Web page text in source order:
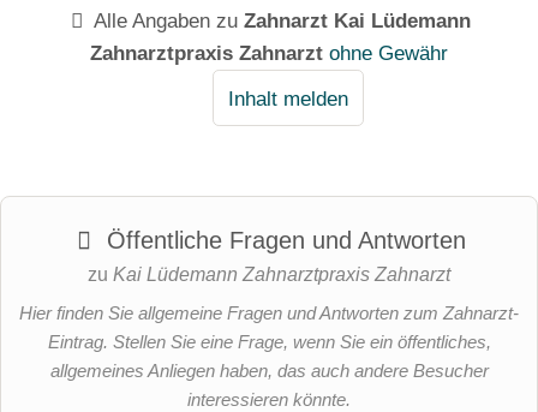
Alle Angaben zuZahnarzt Kai Lüdemann
Zahnarztpraxis Zahnarzt ohne Gewähr
Inhalt melden
Öffentliche Fragen und Antworten
zu Kai Lüdemann Zahnarztpraxis Zahnarzt
Hier finden Sie allgemeine Fragen und Antworten zum Zahnarzt-
Eintrag. Stellen Sie eine Frage, wenn Sie ein öffentliches,
allgemeines Anliegen haben, das auch andere Besucher
interessieren könnte.